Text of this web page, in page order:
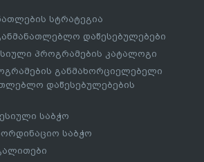
სტრატეგია
დაწესებულებები
პროგრამების კატალოგი
განმახორციელებელი
დაწესებულებების
საბჭო
საბჭო